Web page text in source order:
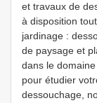
et travaux de
à disposition
jardinage :
de paysage et
dans le
pour étudier
dessouchage,